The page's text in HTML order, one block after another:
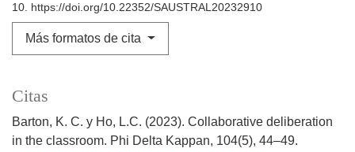
10. https://doi.org/10.22352/SAUSTRAL20232910
Más formatos de cita
Citas
Barton, K. C. y Ho, L.C. (2023). Collaborative deliberation
in the classroom. Phi Delta Kappan, 104(5), 44–49.